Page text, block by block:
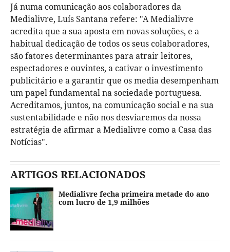
Já numa comunicação aos colaboradores da
Medialivre, Luís Santana refere: "A Medialivre
acredita que a sua aposta em novas soluções, e a
habitual dedicação de todos os seus colaboradores,
são fatores determinantes para atrair leitores,
espectadores e ouvintes, a cativar o investimento
publicitário e a garantir que os media desempenham
um papel fundamental na sociedade portuguesa.
Acreditamos, juntos, na comunicação social e na sua
sustentabilidade e não nos desviaremos da nossa
estratégia de afirmar a Medialivre como a Casa das
Notícias".
ARTIGOS RELACIONADOS
Medialivre fecha primeira metade do ano
com lucro de 1,9 milhões